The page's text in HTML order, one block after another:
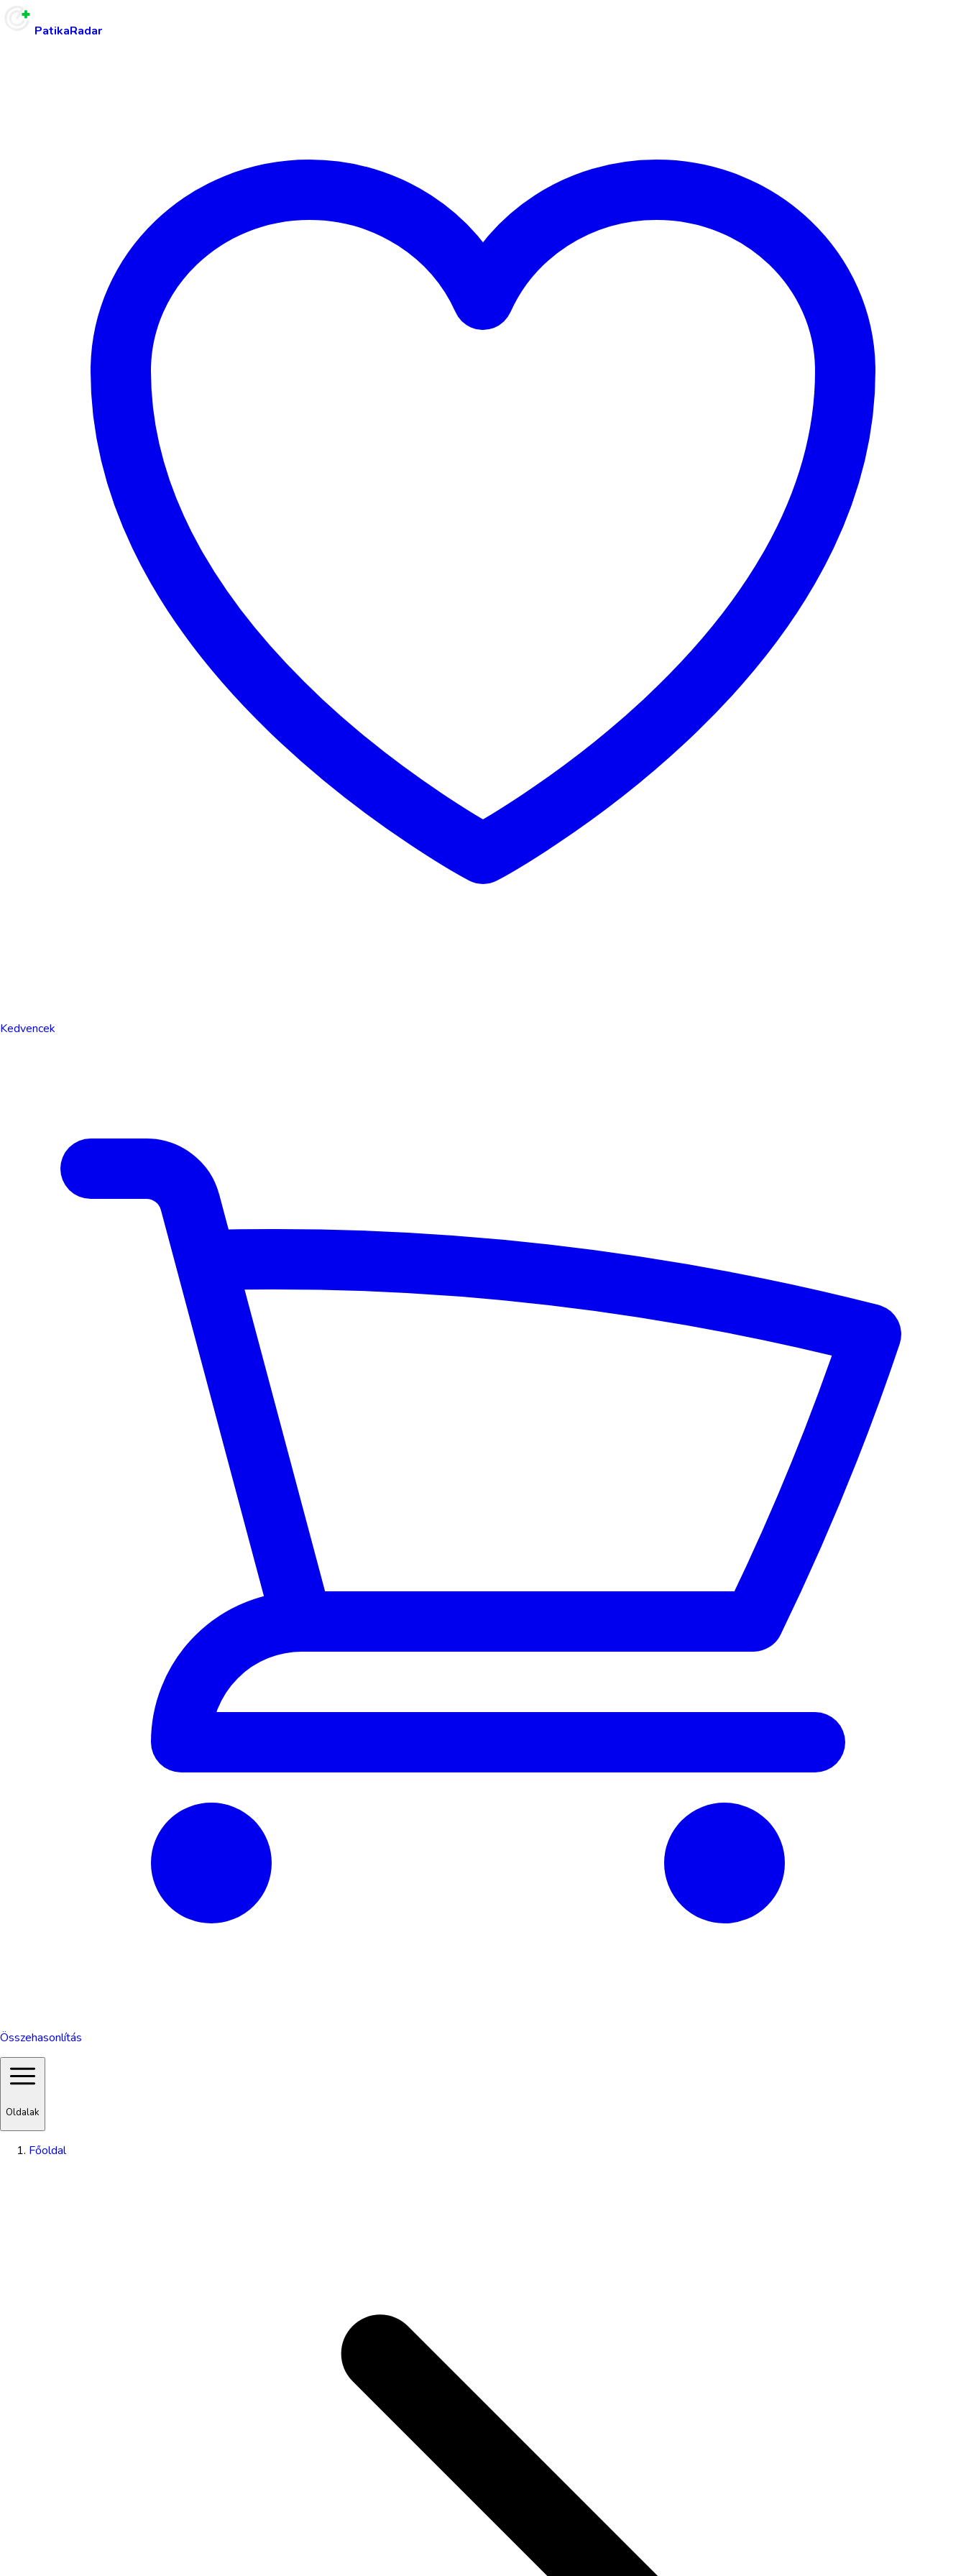
PatikaRadar
Kedvencek
Összehasonlítás
Oldalak
Főoldal